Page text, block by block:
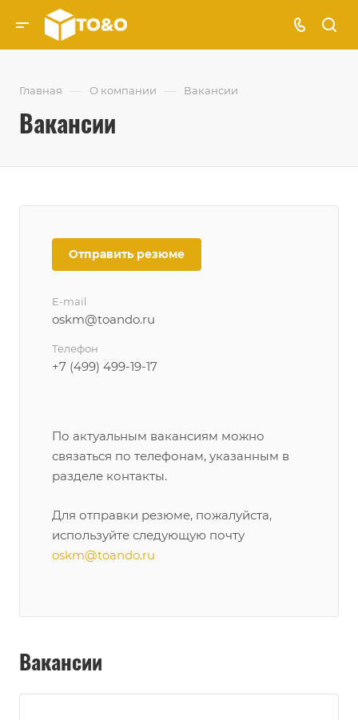
Главная — О компании — Вакансии
Вакансии
Отправить резюме
E-mail
oskm@toando.ru
Телефон
+7 (499) 499-19-17
По актуальным вакансиям можно
связаться по телефонам, указанным в
разделе контакты.
Для отправки резюме, пожалуйста,
используйте следующую почту
oskm@toando.ru
Вакансии